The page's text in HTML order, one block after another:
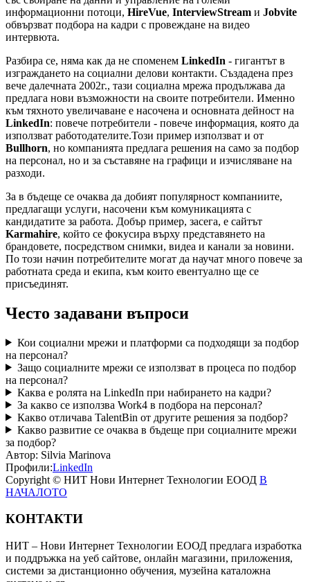
информационни потоци, HireVue, InterviewStream и Jobvite
обвързват подбора на кадри с провеждане на видео
интервюта.
Разбира се, няма как да не споменем LinkedIn - гигантът в
изграждането на социални делови контакти. Създадена през
вече далечната 2002г., тази социална мрежа продължава да
предлага нови възможности на своите потребители. Именно
към тяхното увеличаване е насочена и основната дейност на
LinkedIn: повече потребители - повече информация, която да
използват работодателите.Този пример използват и от
Bullhorn, но компанията предлага решения на само за подбор
на персонал, но и за съставяне на графици и изчисляване на
разходи.
За в бъдеще се очаква да добият популярност компаниите,
предлагащи услуги, насочени към комуникацията с
кандидатите за работа. Добър пример, засега, е сайтът
Karmahire, който се фокусира върху представянето на
брандовете, посредством снимки, видеа и канали за новини.
По този начин потребителите могат да научат много повече за
работната среда и екипа, към които евентуално ще се
присъединят.
Често задавани въпроси
Кои социални мрежи и платформи са подходящи за подбор
на персонал?
Защо социалните мрежи се използват в процеса по подбор
на персонал?
Каква е ролята на LinkedIn при набирането на кадри?
За какво се използва Work4 в подбора на персонал?
Какво отличава TalentBin от другите решения за подбор?
Какво развитие се очаква в бъдеще при социалните мрежи
за подбор?
Автор: Silvia Marinova
Профили:LinkedIn
Copyright © НИТ Нови Интернет Технологии ЕООД В
НАЧАЛОТО
КОНТАКТИ
НИТ – Нови Интернет Технологии ЕООД предлага изработка
и поддръжка на уеб сайтове, онлайн магазини, приложения,
системи за дистанционно обучения, музейна каталожна